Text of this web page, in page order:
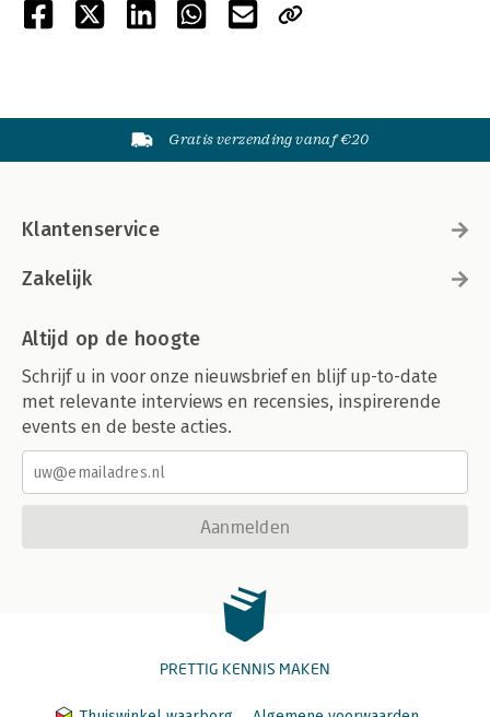
Gratis verzending vanaf €20
Klantenservice
Zakelijk
Altijd op de hoogte
Schrijf u in voor onze nieuwsbrief en blijf up-to-date
met relevante interviews en recensies, inspirerende
events en de beste acties.
Aanmelden
PRETTIG KENNIS MAKEN